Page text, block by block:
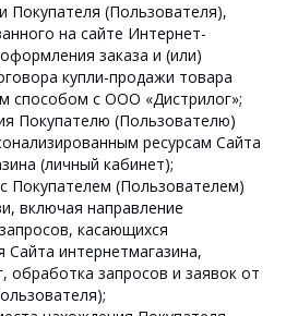
Покупателя (Пользователя),
на сайте Интернет-
заказа и (или)
купли-продажи товара
способом с OOO «Дистрилог»;
Покупателю (Пользователю)
ресурсам Сайта
(личный кабинет);
Покупателем (Пользователем)
включая направление
касающихся
Сайта интернетмагазина,
обработка запросов и заявок от